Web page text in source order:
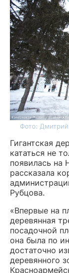
Фото:
Гигантская
кататься не
появилась на
рассказала
Рубцова.
«Впервые на
деревянная
посадочной
она была по
достаточно
деревянного